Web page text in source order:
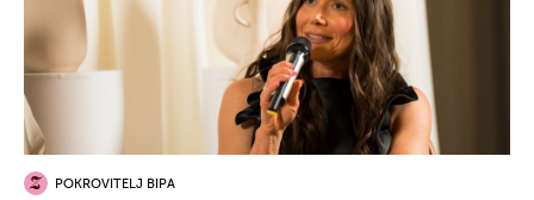
POKROVITELJ BIPA